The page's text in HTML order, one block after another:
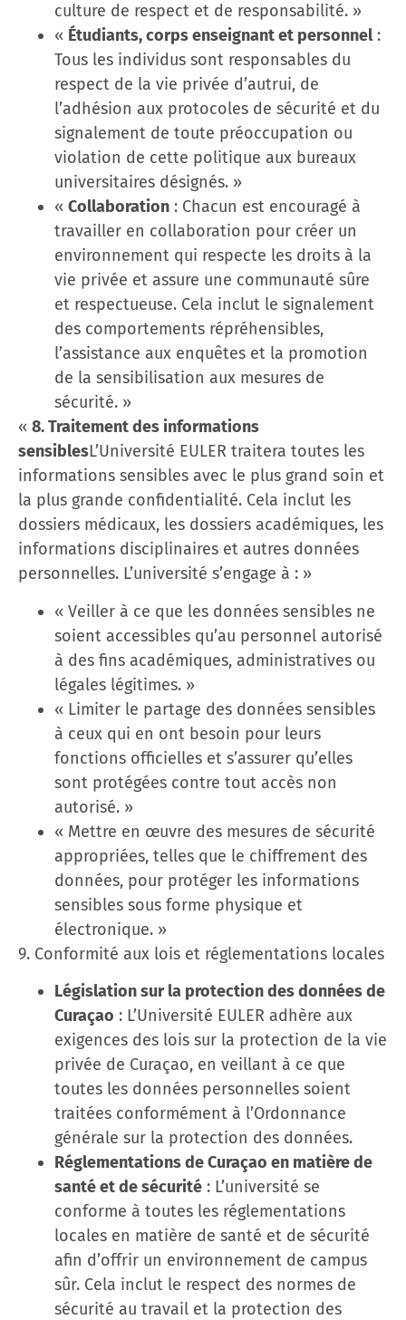
culture de respect et de responsabilité. »
« Étudiants, corps enseignant et personnel:
Tous les individus sont responsables du
respect de la vie privée d’autrui, de
l’adhésion aux protocoles de sécurité et du
signalement de toute préoccupation ou
violation de cette politique aux bureaux
universitaires désignés. »
« Collaboration : Chacun est encouragé à
travailler en collaboration pour créer un
environnement qui respecte les droits à la
vie privée et assure une communauté sûre
et respectueuse. Cela inclut le signalement
des comportements répréhensibles,
l’assistance aux enquêtes et la promotion
de la sensibilisation aux mesures de
sécurité. »
« 8. Traitement des informations
sensiblesL’Université EULER traitera toutes les
informations sensibles avec le plus grand soin et
la plus grande confidentialité. Cela inclut les
dossiers médicaux, les dossiers académiques, les
informations disciplinaires et autres données
personnelles. L’université s’engage à : »
« Veiller à ce que les données sensibles ne
soient accessibles qu’au personnel autorisé
à des fins académiques, administratives ou
légales légitimes. »
« Limiter le partage des données sensibles
à ceux qui en ont besoin pour leurs
fonctions officielles et s’assurer qu’elles
sont protégées contre tout accès non
autorisé. »
« Mettre en œuvre des mesures de sécurité
appropriées, telles que le chiffrement des
données, pour protéger les informations
sensibles sous forme physique et
électronique. »
9. Conformité aux lois et réglementations locales
Législation sur la protection des données de
Curaçao : L’Université EULER adhère aux
exigences des lois sur la protection de la vie
privée de Curaçao, en veillant à ce que
toutes les données personnelles soient
traitées conformément à l’Ordonnance
générale sur la protection des données.
Réglementations de Curaçao en matière de
santé et de sécurité : L’université se
conforme à toutes les réglementations
locales en matière de santé et de sécurité
afin d’offrir un environnement de campus
sûr. Cela inclut le respect des normes de
sécurité au travail et la protection des